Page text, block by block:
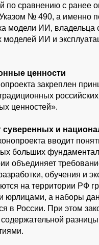
по сравнению с ранее
№ 490, а именно
модели ИИ, владельца
моделей ИИ и
ценности
закреплен
ценностей».
суверенных и
вводит
больших
объединяет
обучения и
на территории РФ
юрлицами, а наборы
в России. При этом
содержательной